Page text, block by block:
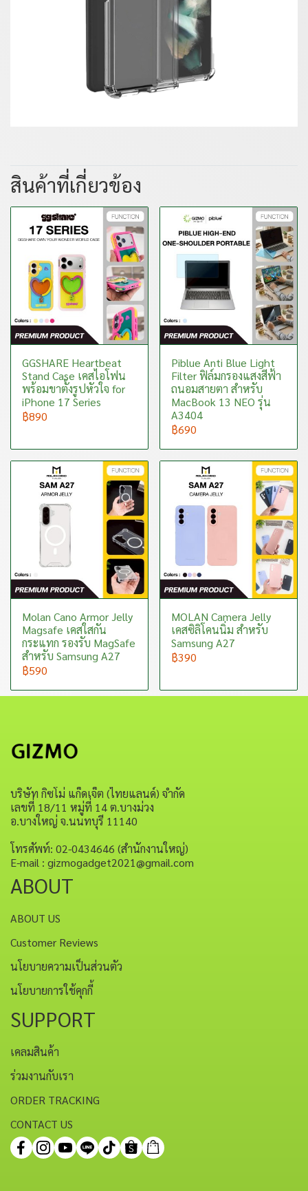
สินค้าที่เกี่ยวข้อง
GGSHARE Heartbeat
Stand Case เคสไอโฟน
พร้อมขาตั้งรูปหัวใจ for
iPhone 17 Series
฿890
Piblue Anti Blue Light
Filter ฟิล์มกรองแสงสีฟ้า
ถนอมสายตา สำหรับ
MacBook 13 NEO รุ่น
A3404
฿690
Molan Cano Armor Jelly
Magsafe เคสใสกัน
กระแทก รองรับ MagSafe
สำหรับ Samsung A27
฿590
MOLAN Camera Jelly
เคสซิลิโคนนิ่ม สำหรับ
Samsung A27
฿390
บริษัท กิซโม่ แก็ดเจ็ต (ไทยแลนด์) จำกัด
เลขที่ 18/11 หมู่ที่ 14 ต.บางม่วง
อ.บางใหญ่ จ.นนทบุรี 11140
โทรศัพท์: 02-0434646 (สำนักงานใหญ่)
E-mail : gizmogadget2021@gmail.com
ABOUT
ABOUT US
Customer Reviews
นโยบายความเป็นส่วนตัว
นโยบายการใช้คุกกี้
SUPPORT
เคลมสินค้า
ร่วมงานกับเรา
ORDER TRACKING
CONTACT US